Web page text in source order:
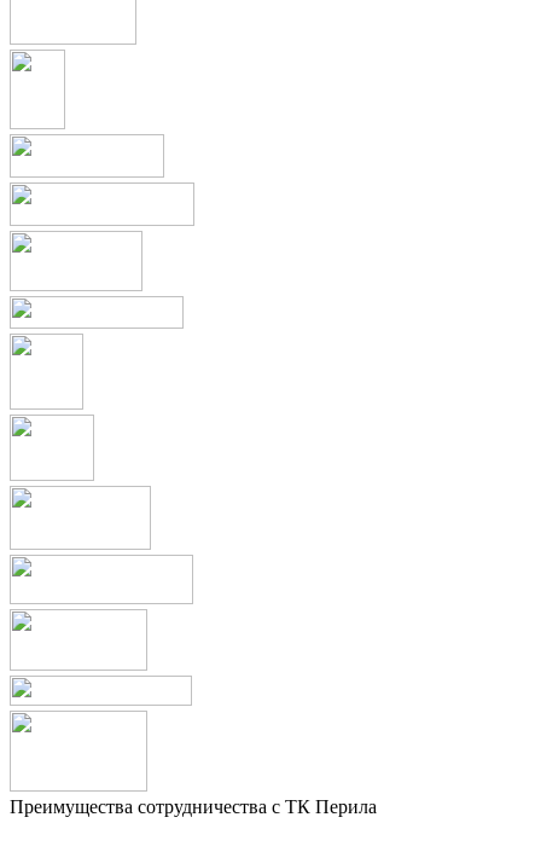
Преимущества сотрудничества с ТК Перила